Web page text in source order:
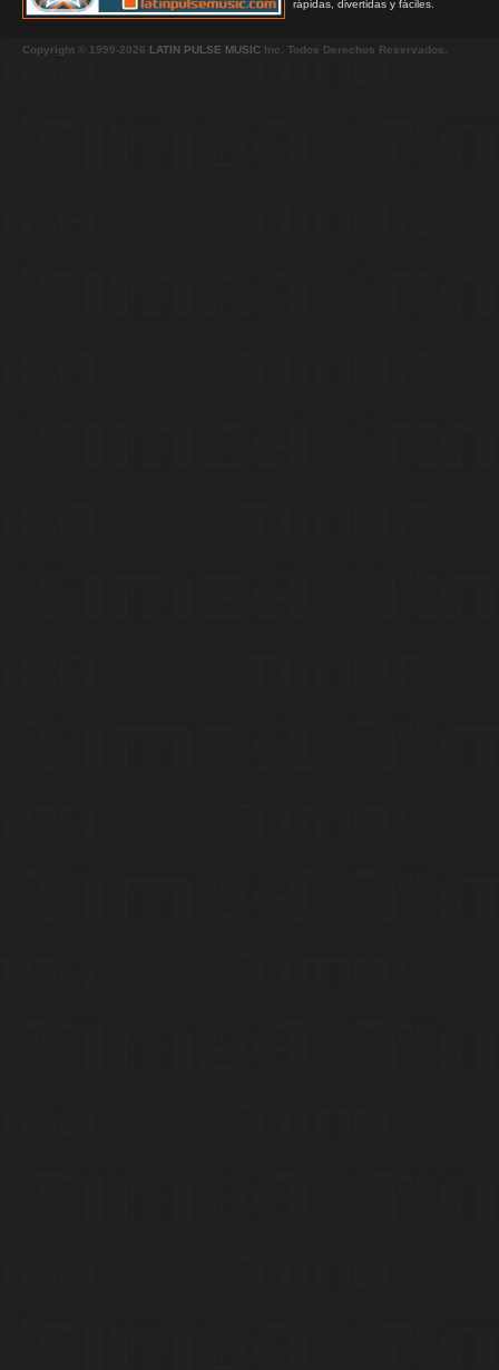
rápidas, divertidas y fáciles.
Copyright © 1999-2026 LATIN PULSE MUSIC Inc. Todos Derechos Reservados.